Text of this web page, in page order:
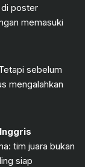
di poster
memasuki
sebelum
mengalahkan
tim juara bukan
siap